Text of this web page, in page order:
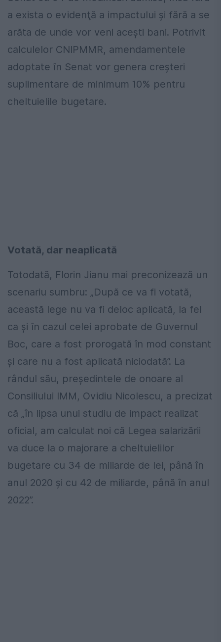
a exista o evidenţă a impactului şi fără a se
arăta de unde vor veni aceşti bani. Potrivit
calculelor CNIPMMR, amendamentele
adoptate în Senat vor genera creşteri
suplimentare de minimum 10% pentru
cheltuielile bugetare.
Votată, dar neaplicată
Totodată, Florin Jianu mai preconizează un
scenariu sumbru: „După ce va fi votată,
această lege nu va fi deloc aplicată, la fel
ca şi în cazul celei aprobate de Guvernul
Boc, care a fost prorogată în mod constant
şi care nu a fost aplicată niciodată”. La
rândul său, preşedintele de onoare al
Consiliului IMM, Ovidiu Nicolescu, a precizat
că „în lipsa unui studiu de impact realizat
oficial, am calculat noi că Legea salarizării
va duce la o majorare a cheltuielilor
bugetare cu 34 de miliarde de lei, până în
anul 2020 şi cu 42 de miliarde, până în anul
2022”.